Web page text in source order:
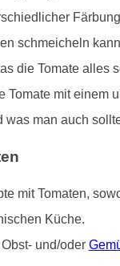
schmeicheln
die Tomate alles
Tomate mit einem
was man auch
mit Tomaten,
Küche.
und/oder